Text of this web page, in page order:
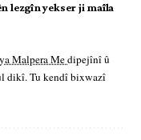
lezgîn yekser ji maîla
Malpera Medipejînî û
dikî. Tu kendî bixwazî